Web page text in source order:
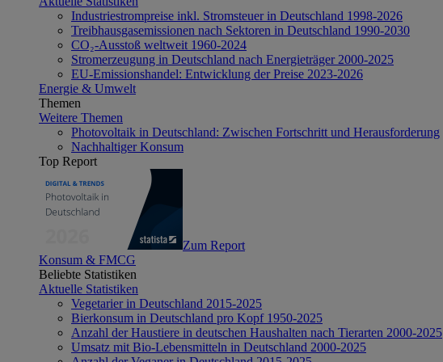
Industriestrompreise inkl. Stromsteuer in Deutschland 1998-2026
Treibhausgasemissionen nach Sektoren in Deutschland 1990-2030
CO₂-Ausstoß weltweit 1960-2024
Stromerzeugung in Deutschland nach Energieträger 2000-2025
EU-Emissionshandel: Entwicklung der Preise 2023-2026
Energie & Umwelt
Themen
Weitere Themen
Photovoltaik in Deutschland: Zwischen Fortschritt und Herausforderung
Nachhaltiger Konsum
Top Report
Zum Report
Konsum & FMCG
Beliebte Statistiken
Aktuelle Statistiken
Vegetarier in Deutschland 2015-2025
Bierkonsum in Deutschland pro Kopf 1950-2025
Anzahl der Haustiere in deutschen Haushalten nach Tierarten 2000-2025
Umsatz mit Bio-Lebensmitteln in Deutschland 2000-2025